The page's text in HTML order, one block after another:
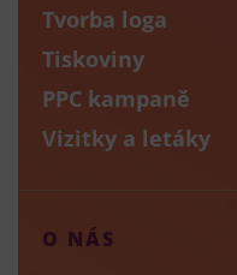
Tvorba loga
Tiskoviny
PPC kampaně
Vizitky a letáky
O NÁS